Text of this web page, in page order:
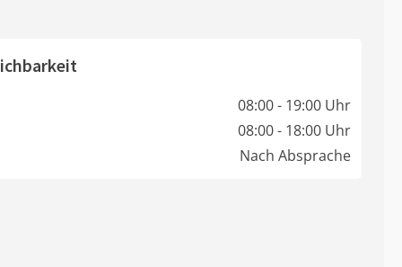
08:00 - 19:00 Uhr
08:00 - 18:00 Uhr
Nach Absprache